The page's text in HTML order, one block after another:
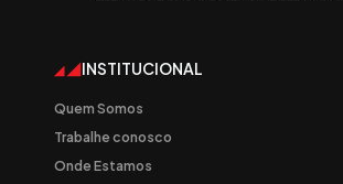
INSTITUCIONAL
Quem Somos
Trabalhe conosco
Onde Estamos